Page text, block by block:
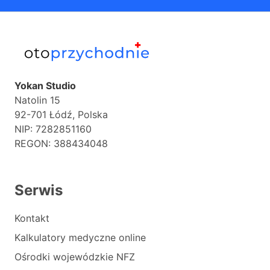
Yokan Studio
Natolin 15
92-701 Łódź, Polska
NIP: 7282851160
REGON: 388434048
Serwis
Kontakt
Kalkulatory medyczne online
Ośrodki wojewódzkie NFZ